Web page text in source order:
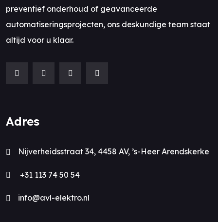
preventief onderhoud of geavanceerde
automatiseringsprojecten, ons deskundige team staat
altijd voor u klaar.
Adres
Nijverheidsstraat 34, 4458 AV, ’s-Heer Arendskerke
+31 113 74 50 54
info@avl-elektro.nl